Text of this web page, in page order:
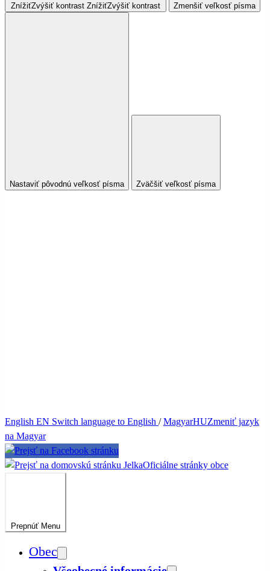
ZnížiťZvýšiť kontrast ZnížiťZvýšiť kontrast Zmenšiť veľkosť písma
Nastaviť pôvodnú veľkosť písma Zväčšiť veľkosť písma
English EN Switch language to English /MagyarHUZmeniť jazyk
na Magyar
JelkaOficiálne stránky obce
Prepnúť Menu
Obec